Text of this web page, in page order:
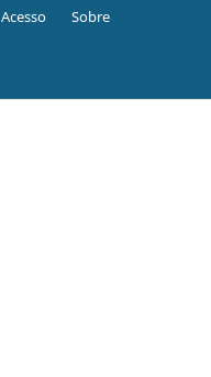
Acesso Sobre